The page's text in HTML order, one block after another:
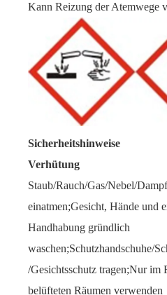
Kann Reizung der Atemwege
Sicherheitshinweise
Verhütung
Staub/Rauch/Gas/Nebel/
einatmen;Gesicht, Hände und
Handhabung gründlich
waschen;Schutzhandschuhe/
/Gesichtsschutz tragen;Nur im
belüfteten Räumen verwenden